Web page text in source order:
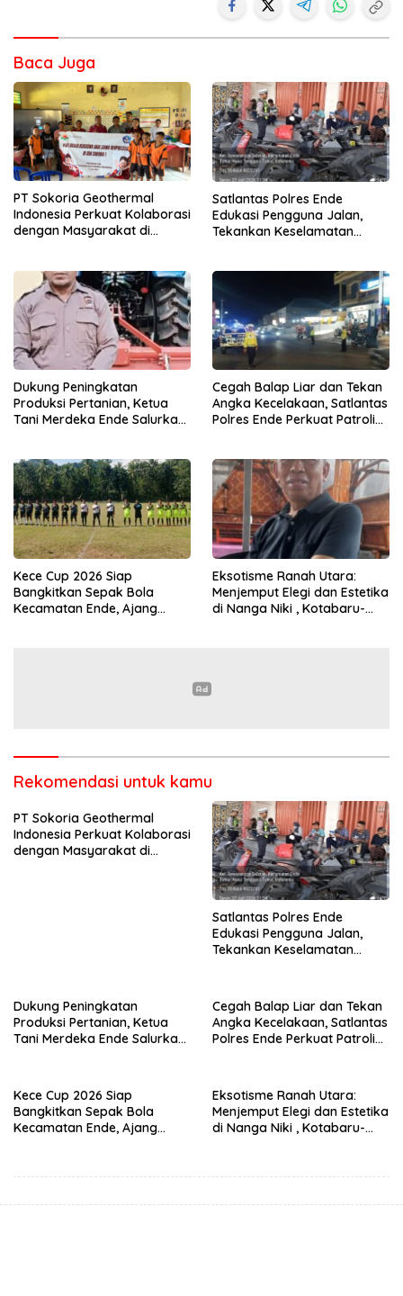
Baca Juga
PT Sokoria Geothermal
Indonesia Perkuat Kolaborasi
dengan Masyarakat di
Satlantas Polres Ende
Edukasi Pengguna Jalan,
Tekankan Keselamatan
Dukung Peningkatan
Produksi Pertanian, Ketua
Tani Merdeka Ende Salurkan
Cegah Balap Liar dan Tekan
Angka Kecelakaan, Satlantas
Polres Ende Perkuat Patroli
Kece Cup 2026 Siap
Bangkitkan Sepak Bola
Kecamatan Ende, Ajang
Eksotisme Ranah Utara:
Menjemput Elegi dan Estetika
di Nanga Niki , Kotabaru-
Rekomendasi untuk kamu
PT Sokoria Geothermal
Indonesia Perkuat Kolaborasi
dengan Masyarakat di
Satlantas Polres Ende
Edukasi Pengguna Jalan,
Tekankan Keselamatan
Dukung Peningkatan
Produksi Pertanian, Ketua
Tani Merdeka Ende Salurkan
Cegah Balap Liar dan Tekan
Angka Kecelakaan, Satlantas
Polres Ende Perkuat Patroli
Kece Cup 2026 Siap
Bangkitkan Sepak Bola
Kecamatan Ende, Ajang
Eksotisme Ranah Utara:
Menjemput Elegi dan Estetika
di Nanga Niki , Kotabaru-